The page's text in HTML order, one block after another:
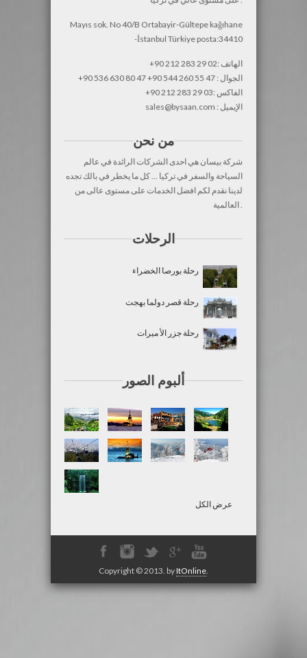
Mayıs sok. No 40/B Ortabayir-Gültepe kağıhane
-İstanbul Türkiye posta:34410
+90 212 283 29 02: الهاتف
+90 536 630 80 47 +90 544 260 55 47 : الجوال
+90 212 283 29 03: الفاكس
sales@bysaan.com : الإيميل
من نحن
شركة بيسان هي احدى الشركات الرائدة في عالم
السياحة والسفر في تركيا ... كل ما يخطر في بالك تجده
لدينا نقدم لكم افضل الخدمات على مستوى عالى من
العالمية .
الرحلات
ألبوم الصور
عرض الكل
Copyright © 2013. byItOnline